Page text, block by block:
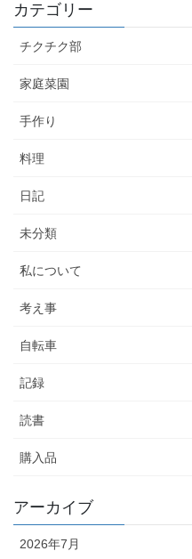
カテゴリー
チクチク部
家庭菜園
手作り
料理
日記
未分類
私について
考え事
自転車
記録
読書
購入品
アーカイブ
2026年7月